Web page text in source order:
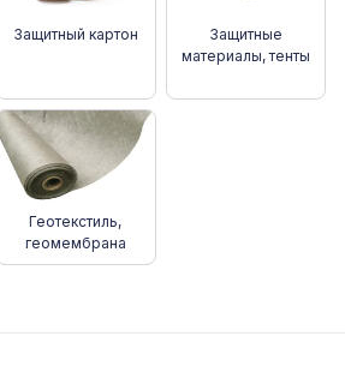
Защитный картон
Защитные
материалы, тенты
Геотекстиль,
геомембрана